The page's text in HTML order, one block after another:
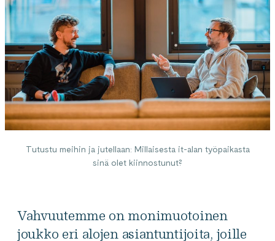
Tutustu meihin ja jutellaan: Millaisesta it-alan työpaikasta
sinä olet kiinnostunut?
Vahvuutemme on monimuotoinen
joukko eri alojen asiantuntijoita, joille